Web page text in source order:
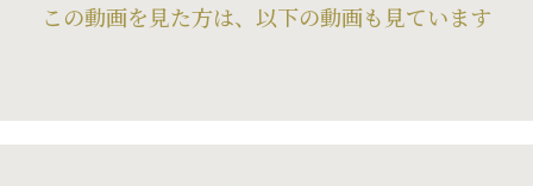
この動画を見た方は、以下の動画も見ています